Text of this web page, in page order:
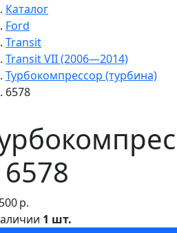
Каталог
Ford
Transit
Transit VII (2006—2014)
Турбокомпрессор (турбина)
6578
р.
1 шт.